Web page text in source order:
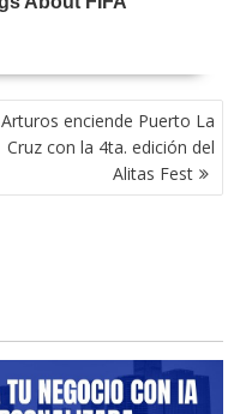
Arturos enciende Puerto La
Cruz con la 4ta. edición del
Alitas Fest